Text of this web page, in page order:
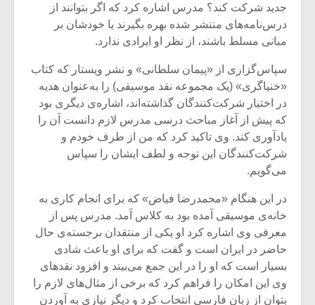
جدید شرکت کند؟ مدرس اشاره کرد که اگر بتوانند از
درس‌نامه‌های منتشر شده بهره بگیرند یا خودشان بر
مبانی مسلط باشند، از نظر او ایرادی ندارد.
سپاس‌گزاری از «پیمان سلطانی» و نشر ویستار که کتاب
«خنیاگری» (یک مجموعه‌ نقد موسیقی) را به‌عنوان هدیه
در اختیار شرکت‌کنندگان گذاشته‌اند، اشاره‌ی دیگری بود
که پیش از آغاز مباحث درسی مدرس لازم دانست آن را
یادآوری کند. وی تاکید کرد که من از طرف خودم و
شرکت‌کنندگان این توجه و لطف ایشان را سپاس‌
می‌گویم.
در این هنگام «محمدرضا فیاض» که برای انجام کاری به
خانه‌ی موسیقی آمده بود به کلاس آمد. مدرس پس از
معرفی وی اشاره کرد او یکی از منتقدان برجسته‌ی حال
حاضر در ایران است و گفت که برای او باعث شادی
بسیار است که او را در این جمع می‌بیند و افزود نقدهای
وی این امکان را فراهم کرد که برخی از مثال‌های لازم را
بتوان از زبان فارسی انتخاب کرد و دیگر نیازی به آوردن
میکلوش روژا
یادداشتی بر موسیقی
متن فیلم «متری
شیش و نیم»
بدنام ترین باش
موسیقی
موسیقی